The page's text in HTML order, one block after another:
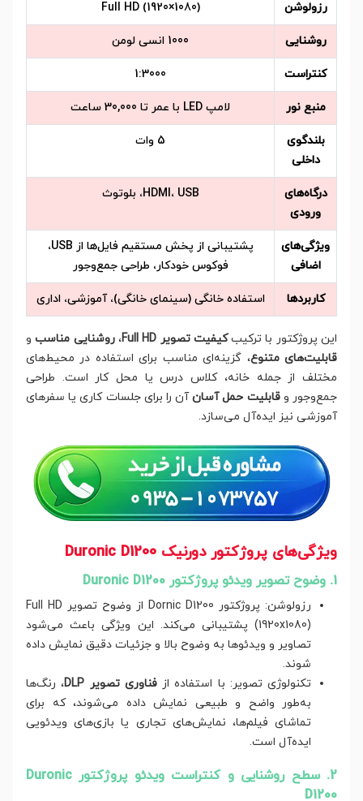
رزولوشن Full HD (1920×1080)
روشنایی 1000 انسی لومن
کنتراست 1:3000
منبع نور لامپ LED با عمر تا 30,000 ساعت
بلندگوی
داخلی
5 وات
درگاه‌های
ورودی
HDMI، USB، بلوتوث
ویژگی‌های
اضافی
پشتیبانی از پخش مستقیم فایل‌ها از USB،
فوکوس خودکار، طراحی جمع‌وجور
کاربردها استفاده خانگی (سینمای خانگی)، آموزشی، اداری
این پروژکتور با ترکیبکیفیت تصویر Full HD ،روشنایی مناسبو
قابلیت‌های متنوع، گزینه‌ای مناسب برای استفاده در محیط‌های
مختلف از جمله خانه، کلاس درس یا محل کار است. طراحی
جمع‌وجور وقابلیت حمل آسانآن را برای جلسات کاری یا سفرهای
آموزشی نیز ایده‌آل می‌سازد.
ویژگی‌های پروژکتور دورنیک Duronic D1200
1. وضوح تصویر ویدئو پروژکتور Duronic D1200
رزولوشن: پروژکتور Dornic D1200 از وضوح تصویر Full HD
(1920x1080) پشتیبانی می‌کند. این ویژگی باعث می‌شود
تصاویر و ویدئوها به وضوح بالا و جزئیات دقیق نمایش داده
شوند.
تکنولوژی تصویر: با استفاده ازفناوری تصویر DLP
، رنگ‌ها
به‌طور واضح و طبیعی نمایش داده می‌شوند، که برای
تماشای فیلم‌ها، نمایش‌های تجاری یا بازی‌های ویدئویی
ایده‌آل است.
2. سطح روشنایی و کنتراست ویدئو پروژکتور Duronic
D1200